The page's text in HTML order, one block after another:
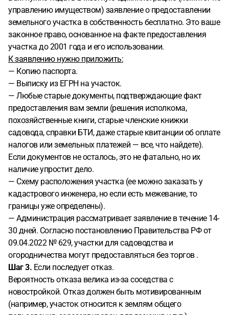
управлению имуществом) заявление о предоставлении
земельного участка в собственность бесплатно. Это ваше
законное право, основанное на факте предоставления
участка до 2001 года и его использовании.
К заявлению нужно приложить:
— Копию паспорта.
— Выписку из ЕГРН на участок.
— Любые старые документы, подтверждающие факт
предоставления вам земли (решения исполкома,
похозяйственные книги, старые членские книжки
садовода, справки БТИ, даже старые квитанции об оплате
налогов или земельных платежей — все, что найдете).
Если документов не осталось, это не фатально, но их
наличие упростит дело.
— Схему расположения участка (ее можно заказать у
кадастрового инженера, но если есть межевание, то
границы уже определены).
— Администрация рассматривает заявление в течение 14-
30 дней. Согласно постановлению Правительства РФ от
09.04.2022 № 629, участки для садоводства и
огородничества могут предоставляться без торгов .
Шаг 3. Если последует отказ.
Вероятность отказа велика из-за соседства с
новостройкой. Отказ должен быть мотивированным
(например, участок относится к землям общего